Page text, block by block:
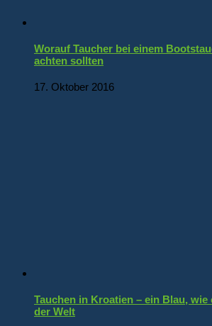
Worauf Taucher bei einem
achten sollten
17. Oktober 2016
Tauchen in Kroatien – ein Blau,
der Welt